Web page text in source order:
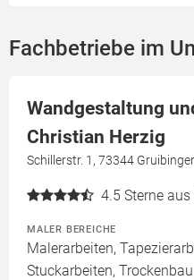
Fachbetriebe im
Wandgestaltung
Christian Herzig
Schillerstr. 1, 73344
4.5 Sterne
MALER BEREICHE
Malerarbeiten,
Stuckarbeiten, Trockenbau